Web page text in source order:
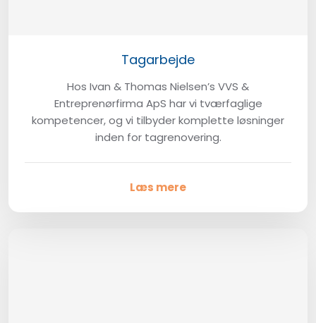
Tagarbejde
Hos Ivan & Thomas Nielsen’s VVS &
Entreprenørfirma ApS har vi tværfaglige
kompetencer, og vi tilbyder komplette løsninger
inden for tagrenovering.
Læs mere